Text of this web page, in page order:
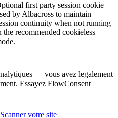
first party session cookie
by Albacross to maintain
continuity when not running
the recommended cookieless
— vous avez legalement
Essayez FlowConsent
Scanner votre site